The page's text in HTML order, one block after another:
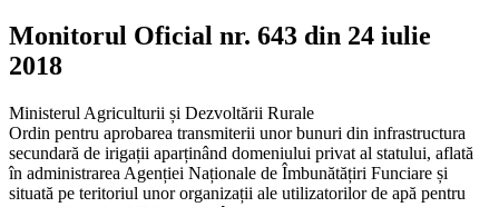
Monitorul Oficial nr. 643 din 24 iulie
2018
Ministerul Agriculturii și Dezvoltării Rurale
Ordin pentru aprobarea transmiterii unor bunuri din infrastructura
secundară de irigații aparținând domeniului privat al statului, aflată
în administrarea Agenției Naționale de Îmbunătățiri Funciare și
situată pe teritoriul unor organizații ale utilizatorilor de apă pentru